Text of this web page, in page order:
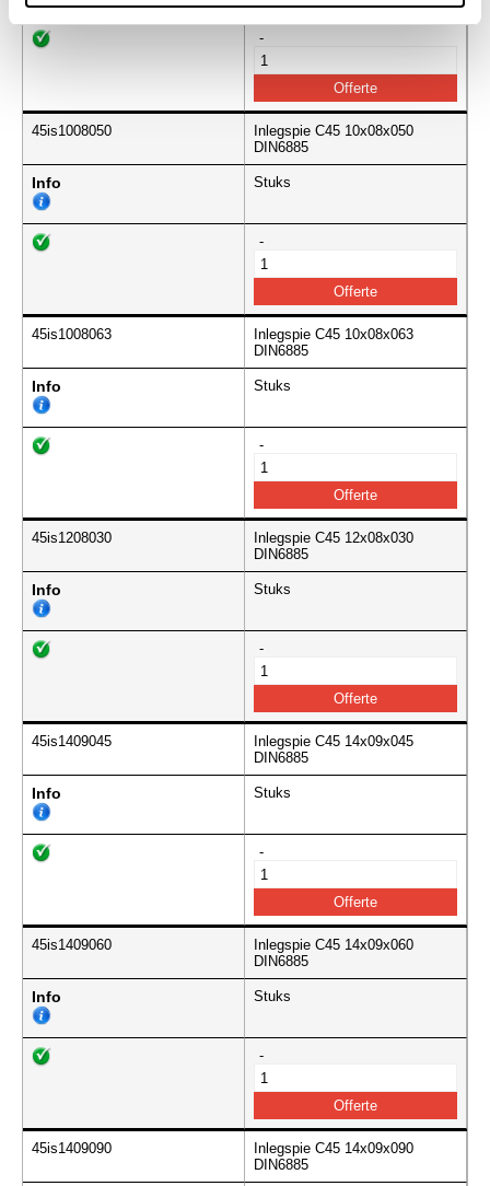
-
45is1008050
Inlegspie C45 10x08x050
DIN6885
Info Stuks
-
45is1008063
Inlegspie C45 10x08x063
DIN6885
Info Stuks
-
45is1208030
Inlegspie C45 12x08x030
DIN6885
Info Stuks
-
45is1409045
Inlegspie C45 14x09x045
DIN6885
Info Stuks
-
45is1409060
Inlegspie C45 14x09x060
DIN6885
Info Stuks
-
45is1409090
Inlegspie C45 14x09x090
DIN6885